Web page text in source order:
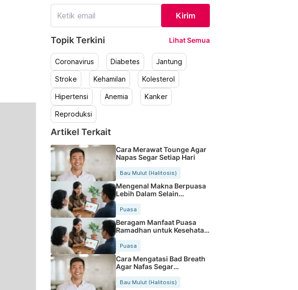
Kirim
Topik Terkini Lihat Semua
Coronavirus Diabetes Jantung
Stroke Kehamilan Kolesterol
Hipertensi Anemia Kanker
Reproduksi
Artikel Terkait
Cara Merawat Tounge Agar
Napas Segar Setiap Hari
Bau Mulut (Halitosis)
Mengenal Makna Berpuasa
Lebih Dalam Selain
Menahan Lapar
Puasa
Beragam Manfaat Puasa
Ramadhan untuk Kesehatan
Tubuh
Puasa
Cara Mengatasi Bad Breath
Agar Nafas Segar
Bau Mulut (Halitosis)